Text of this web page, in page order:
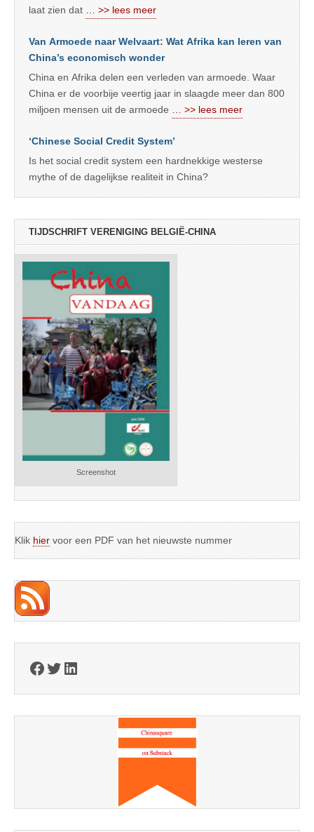
laat zien dat
… >> lees meer
Van Armoede naar Welvaart: Wat Afrika kan leren van
China’s economisch wonder
China en Afrika delen een verleden van armoede. Waar
China er de voorbije veertig jaar in slaagde meer dan 800
miljoen mensen uit de armoede
… >> lees meer
‘Chinese Social Credit System’
Is het social credit system een hardnekkige westerse
mythe of de dagelijkse realiteit in China?
TIJDSCHRIFT VERENIGING BELGIË-CHINA
Screenshot
Klik hier voor een PDF van het nieuwste nummer
Facebook
Twitter
LinkedIn